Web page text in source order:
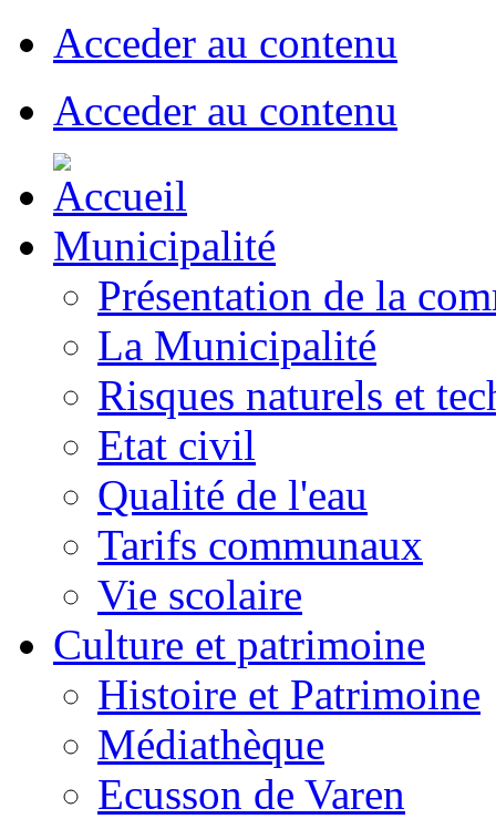
Acceder au contenu
Acceder au contenu
Municipalité
Présentation de la
La Municipalité
Risques naturels et
Etat civil
Qualité de l'eau
Tarifs communaux
Vie scolaire
Culture et patrimoine
Histoire et Patrimoine
Médiathèque
Ecusson de Varen